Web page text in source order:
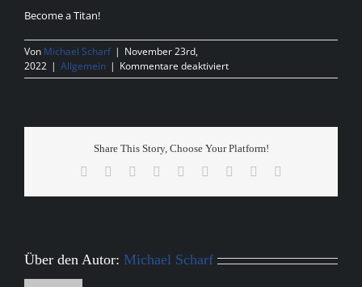
Become a Titan!
Von Michael Scharf | November 23rd,
2022 | Allgemein | Kommentare deaktiviertfür
All
Share This Story, Choose Your Platform!
Facebook Reddit LinkedInWhatsApp
TumblrPinterest
Über den Autor: Michael Scharf